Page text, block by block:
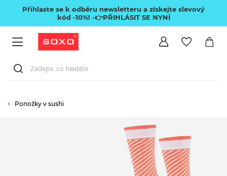
Přihlaste se k odběru newsletteru a získejte slevový
kód -10%! -👉PŘIHLÁSIT SE NYNÍ
Ponožky v sushi